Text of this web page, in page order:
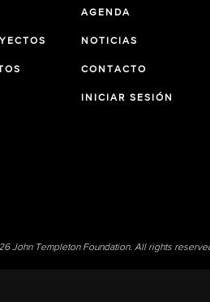
AGENDA
NOTICIAS
CONTACTO
INICIAR SESIÓN
John Templeton Foundation. All rights